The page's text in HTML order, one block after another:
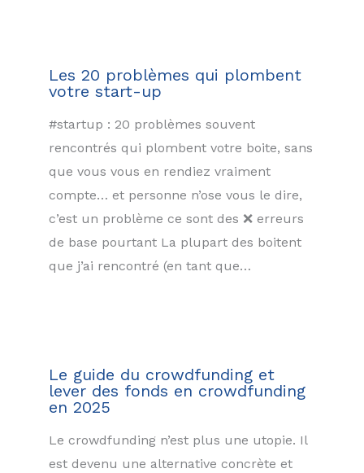
Les 20 problèmes qui plombent
votre start-up
#startup : 20 problèmes souvent
rencontrés qui plombent votre boite, sans
que vous vous en rendiez vraiment
compte… et personne n’ose vous le dire,
c’est un problème ce sont des ❌ erreurs
de base pourtant La plupart des boitent
que j’ai rencontré (en tant que…
Le guide du crowdfunding et
lever des fonds en crowdfunding
en 2025
Le crowdfunding n’est plus une utopie. Il
est devenu une alternative concrète et